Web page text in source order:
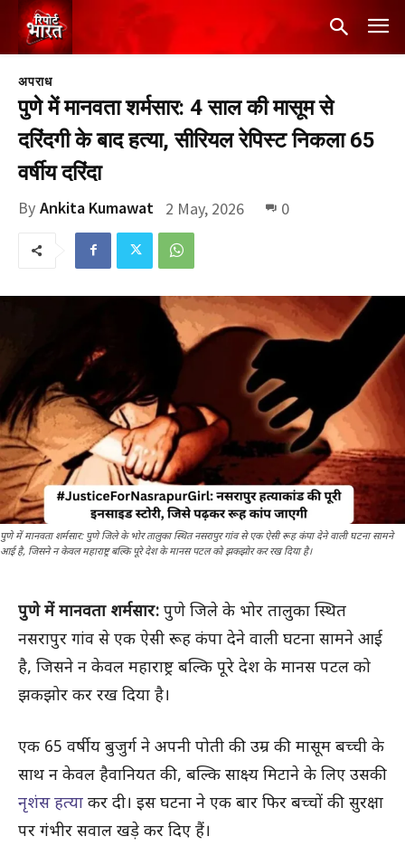
अपराध
पुणे में मानवता शर्मसार: 4 साल की मासूम से
दरिंदगी के बाद हत्या, सीरियल रेपिस्ट निकला 65
वर्षीय दरिंदा
By Ankita Kumawat 2 May, 2026 0
पुणे में मानवता शर्मसार: पुणे जिले के भोर तालुका स्थित नसरापुर गांव से एक ऐसी रूह कंपा देने वाली घटना सामने
आई है, जिसने न केवल महाराष्ट्र बल्कि पूरे देश के मानस पटल को झकझोर कर रख दिया है।
पुणे में मानवता शर्मसार: पुणे जिले के भोर तालुका स्थित
नसरापुर गांव से एक ऐसी रूह कंपा देने वाली घटना सामने आई
है, जिसने न केवल महाराष्ट्र बल्कि पूरे देश के मानस पटल को
झकझोर कर रख दिया है।
एक 65 वर्षीय बुजुर्ग ने अपनी पोती की उम्र की मासूम बच्ची के
साथ न केवल हैवानियत की, बल्कि साक्ष्य मिटाने के लिए उसकी
नृशंस हत्या कर दी। इस घटना ने एक बार फिर बच्चों की सुरक्षा
पर गंभीर सवाल खड़े कर दिए हैं।